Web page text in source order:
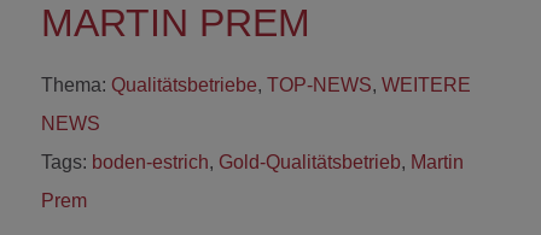
MARTIN PREM
Thema: Qualitätsbetriebe, TOP-NEWS, WEITERE
NEWS
Tags: boden-estrich, Gold-Qualitätsbetrieb, Martin
Prem